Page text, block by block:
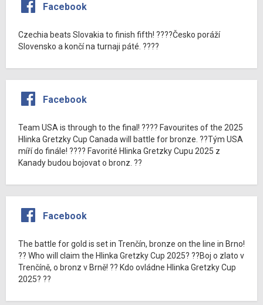
Facebook
Czechia beats Slovakia to finish fifth! ????Česko poráží
Slovensko a končí na turnaji páté. ????
Facebook
Team USA is through to the final! ???? Favourites of the 2025
Hlinka Gretzky Cup Canada will battle for bronze. ??Tým USA
míří do finále! ???? Favorité Hlinka Gretzky Cupu 2025 z
Kanady budou bojovat o bronz. ??
Facebook
The battle for gold is set in Trenčín, bronze on the line in Brno!
?? Who will claim the Hlinka Gretzky Cup 2025? ??Boj o zlato v
Trenčíně, o bronz v Brně! ?? Kdo ovládne Hlinka Gretzky Cup
2025? ??